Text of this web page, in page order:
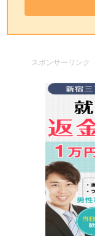
スポンサーリンク